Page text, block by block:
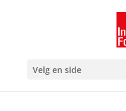
Velg en side